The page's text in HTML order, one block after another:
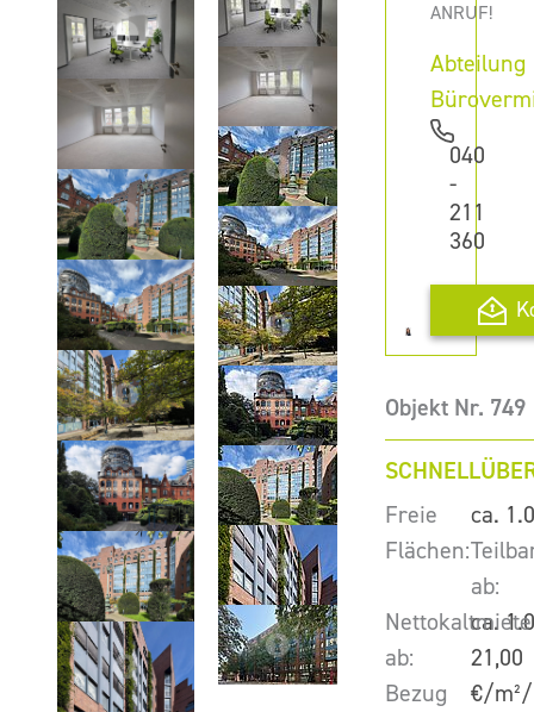
ANRUF!
Abteilung
040
-
211
360
Objekt Nr. 749
Freie
Flächen:
ca.
ab:
ca.
Nettokaltmiete
ab:
21,00
€/
Bezug